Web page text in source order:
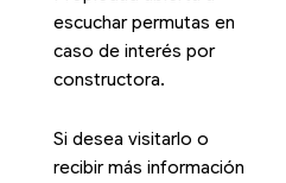
escuchar permutas en
caso de interés por
constructora.
Si desea visitarlo o
recibir más información